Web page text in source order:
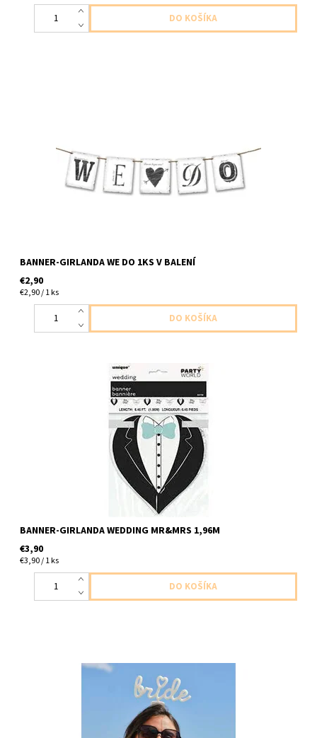
BANNER-GIRLANDA WE DO 1KS V BALENÍ
€2,90
€2,90 / 1 ks
papierovy baner pan a pani 1ks v baleni dlzka 1,96m
BANNER-GIRLANDA WEDDING MR&MRS 1,96M
€3,90
€3,90 / 1 ks
originálna čelenka so svietiacim nápisom 8x19cm baterky nie sú
súčasťou balenia je potrebné zakúpiť 3xLR44 batérie